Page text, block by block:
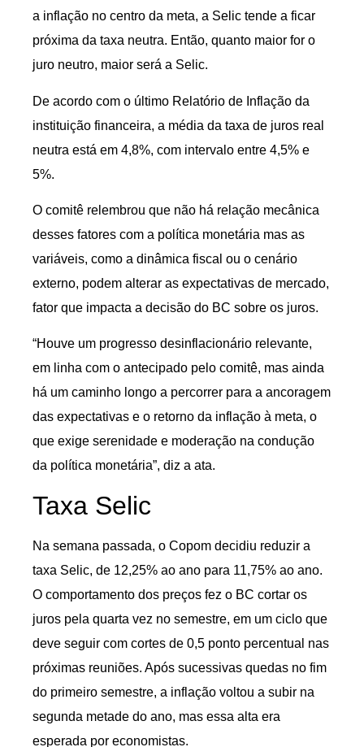
a inflação no centro da meta, a Selic tende a ficar
próxima da taxa neutra. Então, quanto maior for o
juro neutro, maior será a Selic.
De acordo com o último Relatório de Inflação da
instituição financeira, a média da taxa de juros real
neutra está em 4,8%, com intervalo entre 4,5% e
5%.
O comitê relembrou que não há relação mecânica
desses fatores com a política monetária mas as
variáveis, como a dinâmica fiscal ou o cenário
externo, podem alterar as expectativas de mercado,
fator que impacta a decisão do BC sobre os juros.
“Houve um progresso desinflacionário relevante,
em linha com o antecipado pelo comitê, mas ainda
há um caminho longo a percorrer para a ancoragem
das expectativas e o retorno da inflação à meta, o
que exige serenidade e moderação na condução
da política monetária”, diz a ata.
Taxa Selic
Na semana passada, o Copom decidiu reduzir a
taxa Selic, de 12,25% ao ano para 11,75% ao ano.
O comportamento dos preços fez o BC cortar os
juros pela quarta vez no semestre, em um ciclo que
deve seguir com cortes de 0,5 ponto percentual nas
próximas reuniões. Após sucessivas quedas no fim
do primeiro semestre, a inflação voltou a subir na
segunda metade do ano, mas essa alta era
esperada por economistas.